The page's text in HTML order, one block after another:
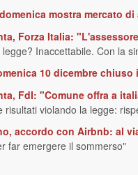
mostra mercato
Forza Italia:
Inaccettabile. Con la
10 dicembre
FdI: "Comune offra a
violando la legge:
accordo con Airbnb: al
far emergere il sommerso"